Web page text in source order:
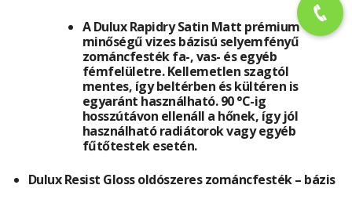
A Dulux Rapidry Satin Matt prémium
minőségű vizes bázisú selyemfényű
zománcfesték fa-, vas- és egyéb
fémfelületre. Kellemetlen szagtól
mentes, így beltérben és kültéren is
egyaránt használható. 90 °C-ig
hosszútávon ellenáll a hőnek, így jól
használható radiátorok vagy egyéb
fűtőtestek esetén.
Dulux Resist Gloss oldószeres zománcfesték – bázis